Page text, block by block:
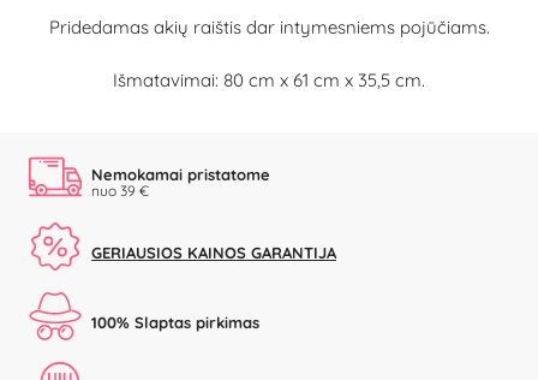
Pridedamas akių raištis dar intymesniems pojūčiams.
Išmatavimai: 80 cm x 61 cm x 35,5 cm.
Nemokamai pristatome
nuo 39 €
GERIAUSIOS KAINOS GARANTIJA
100% Slaptas pirkimas